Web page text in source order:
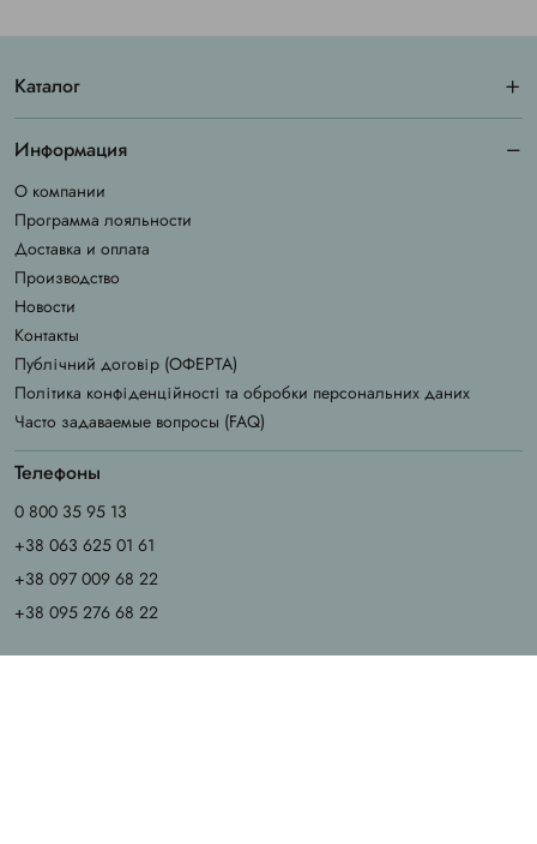
Каталог
Информация
О компании
Программа лояльности
Доставка и оплата
Производство
Новости
Контакты
Публічний договір (ОФЕРТА)
Політика конфіденційності та обробки персональних даних
Часто задаваемые вопросы (FAQ)
Телефоны
0 800 35 95 13
+38 063 625 01 61
+38 097 009 68 22
+38 095 276 68 22
График работы